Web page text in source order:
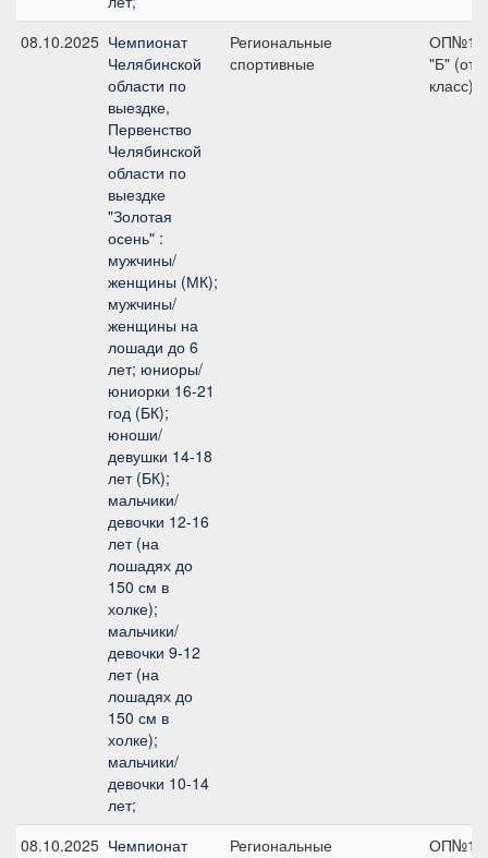
08.10.2025 Чемпионат
Челябинской
области по
выездке,
Первенство
Челябинской
области по
выездке
"Золотая
осень" :
мужчины/
женщины (МК);
мужчины/
женщины на
лошади до 6
лет; юниоры/
юниорки 16-21
год (БК);
юноши/
девушки 14-18
лет (БК);
мальчики/
девочки 12-16
лет (на
лошадях до
150 см в
холке);
мальчики/
девочки 9-12
лет (на
лошадях до
150 см в
холке);
мальчики/
девочки 10-14
лет;
Региональные
спортивные
ОП№1
"Б"
класс)
08.10.2025 Чемпионат
Региональные
ОП№1